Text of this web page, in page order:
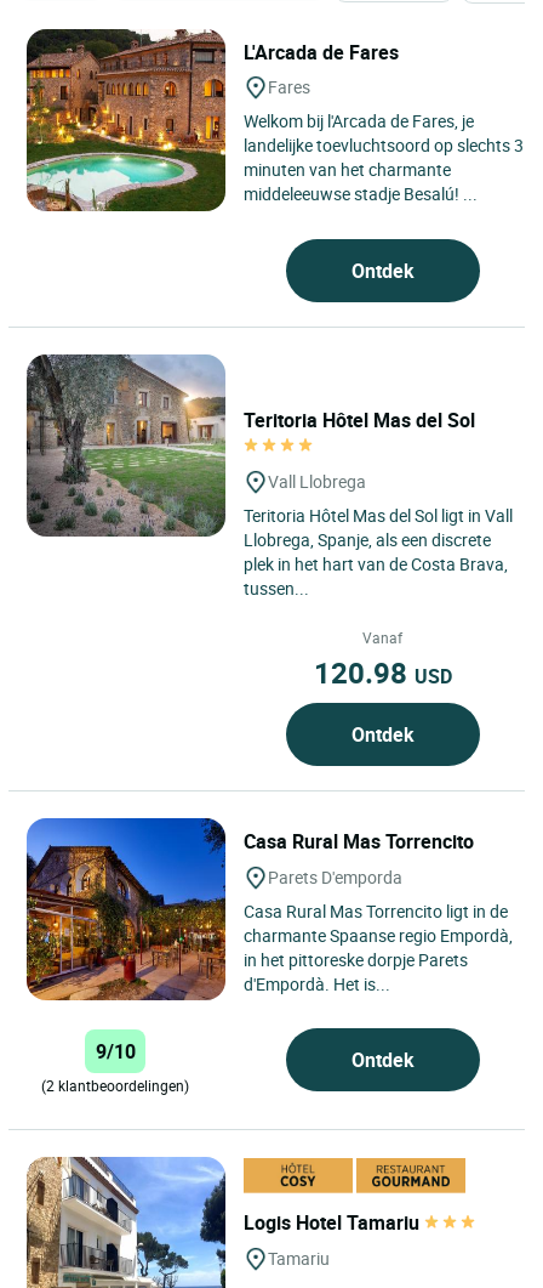
L'Arcada de Fares
Fares
Welkom bij l'Arcada de Fares, je
landelijke toevluchtsoord op slechts 3
minuten van het charmante
middeleeuwse stadje Besalú! ...
Ontdek
Teritoria Hôtel Mas del Sol
Vall Llobrega
Teritoria Hôtel Mas del Sol ligt in Vall
Llobrega, Spanje, als een discrete
plek in het hart van de Costa Brava,
tussen...
Vanaf
120.98 USD
Ontdek
Casa Rural Mas Torrencito
Parets D'emporda
Casa Rural Mas Torrencito ligt in de
charmante Spaanse regio Empordà,
in het pittoreske dorpje Parets
d'Empordà. Het is...
9/10
(2 klantbeoordelingen)
Ontdek
Logis Hotel Tamariu
Tamariu